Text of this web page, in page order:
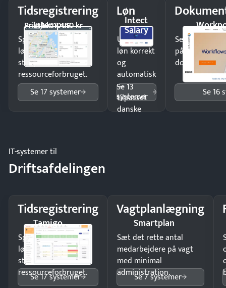
Tidsregistrering
Intempus
Pristjek: 7.440 kr
Spar tid på
lønberegning og få
styr på
ressourceforbruget.
Se 17 systemer
Løn
Intect
Salary
Udbetal
løn korrekt
og
automatisk
—
tilpasset
danske
Se 13
systemer
Send
på minutter
dokumenter.
Se 16
IT-systemer til
Driftsafdelingen
Tidsregistrering
Tamigo
Spar tid på
lønberegning og få
styr på
ressourceforbruget.
Se 17 systemer
Vagtplanlægning
Smartplan
Sæt det rette antal
medarbejdere på vagt
med minimal
administration.
Se 7 systemer